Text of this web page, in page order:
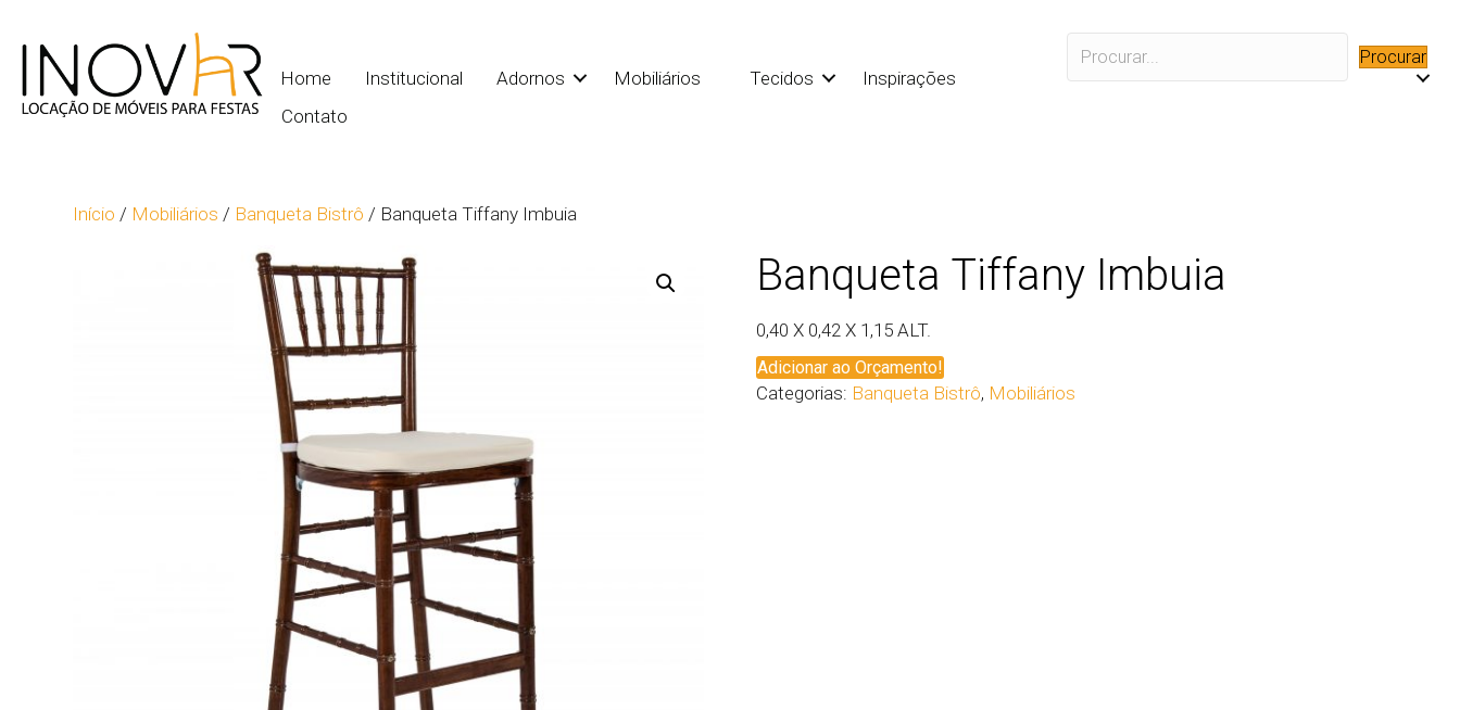
Home Institucional Adornos Mobiliários Tecidos
Inspirações
Contato
Procurar
Início / Mobiliários / Banqueta Bistrô / Banqueta Tiffany Imbuia
Banqueta Tiffany Imbuia
0,40 X 0,42 X 1,15 ALT.
Adicionar ao Orçamento!
Categorias: Banqueta Bistrô, Mobiliários